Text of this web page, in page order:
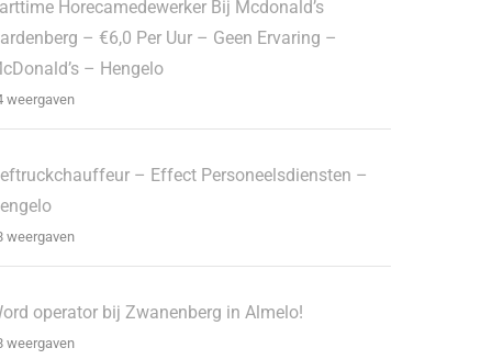
Horecamedewerker Bij Mcdonald’s
– €6,0 Per Uur – Geen Ervaring –
– Hengelo
weergaven
– Effect Personeelsdiensten –
weergaven
operator bij Zwanenberg in Almelo!
weergaven